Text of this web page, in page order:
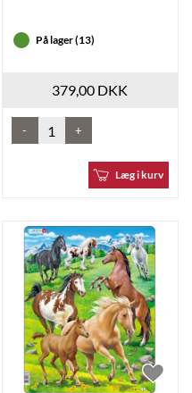
På lager (13)
379,00 DKK
- +
Læg i kurv